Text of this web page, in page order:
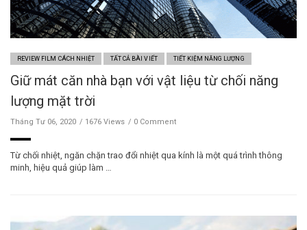
REVIEW FILM CÁCH NHIỆT TẤT CẢ BÀI VIẾT TIẾT KIỆM NĂNG LƯỢNG
Giữ mát căn nhà bạn với vật liệu từ chối năng
lượng mặt trời
Tháng Tư 06, 2020 1676 Views 0 Comment
Từ chối nhiệt, ngăn chặn trao đổi nhiệt qua kính là một quá trình thông
minh, hiệu quả giúp làm …